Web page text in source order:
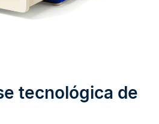
tecnológica de